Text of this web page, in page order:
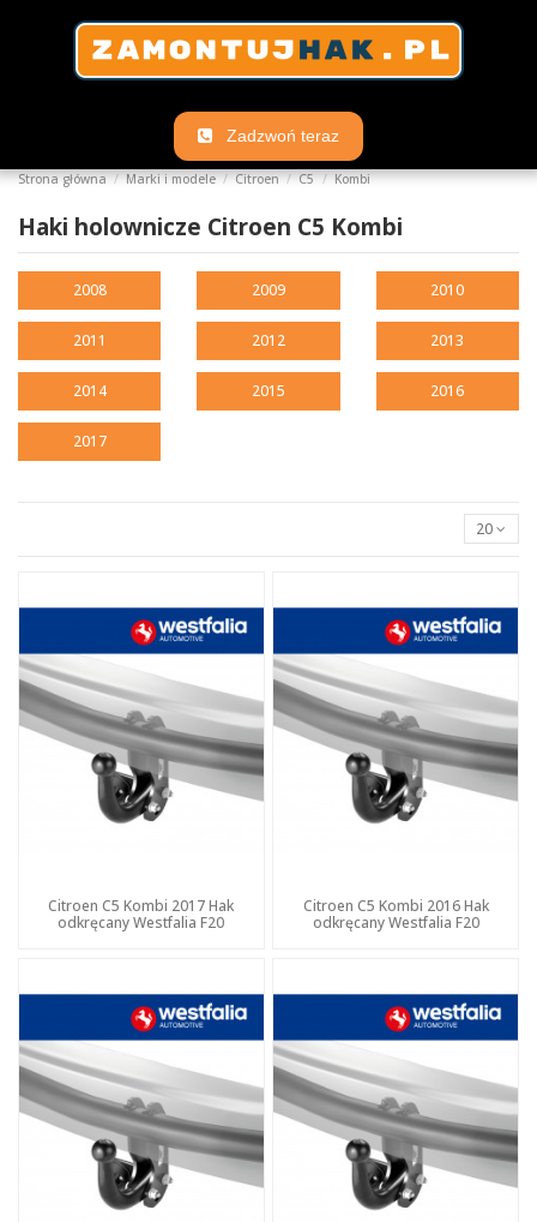
Zadzwoń teraz
Strona główna Marki i modele Citroen C5 Kombi
Haki holownicze Citroen C5 Kombi
2008 2009 2010
2011 2012 2013
2014 2015 2016
2017
20
Citroen C5 Kombi 2017 Hak
odkręcany Westfalia F20
Citroen C5 Kombi 2016 Hak
odkręcany Westfalia F20